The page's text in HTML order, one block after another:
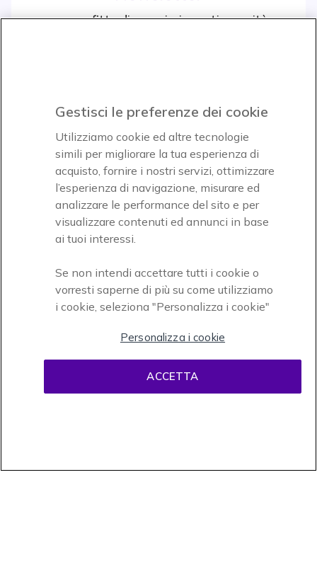
e approfitta di maggiori sconti e novità
Icon
Icon
Paga facilmente ed in assoluta sicurezza
Accettiamo
Gestisci le preferenze dei cookie
Utilizziamo cookie ed altre tecnologie
simili per migliorare la tua esperienza di
acquisto, fornire i nostri servizi, ottimizzare
l’esperienza di navigazione, misurare ed
analizzare le performance del sito e per
visualizzare contenuti ed annunci in base
ai tuoi interessi.
Se non intendi accettare tutti i cookie o
vorresti saperne di più su come utilizziamo
i cookie, seleziona "Personalizza i cookie"
Personalizza i cookie
ACCETTA